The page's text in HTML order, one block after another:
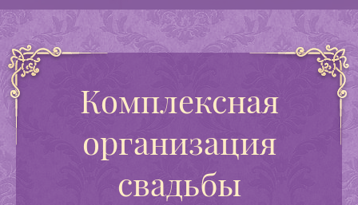
Комплексная
организация
свадьбы